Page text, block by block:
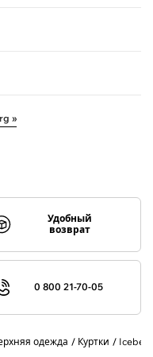
»
Удобный
возврат
0 800 21-70-05
одежда Куртки